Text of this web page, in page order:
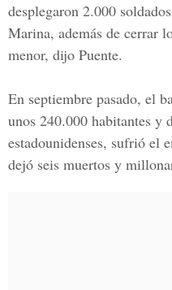
desplegaron 2.000
Marina, además de cerrar
menor, dijo Puente.
En septiembre pasado, el
unos 240.000 habitantes y
estadounidenses, sufrió el
dejó seis muertos y